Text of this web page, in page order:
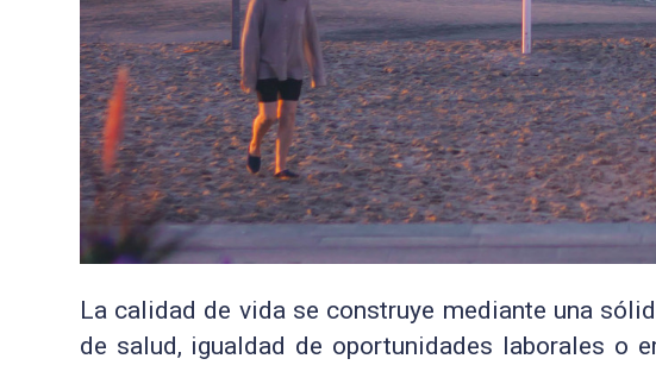
La calidad de vida se construye mediante una
de salud, igualdad de oportunidades laborales o